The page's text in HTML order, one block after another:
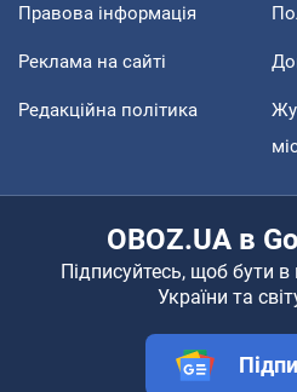
Правова інформація
Реклама на сайті
Редакційна політика
OBOZ.UA в
Підписуйтесь, щоб бути в
України та